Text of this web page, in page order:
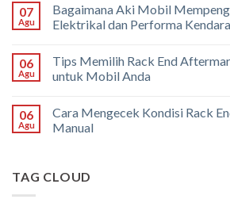
07
Agu
Bagaimana Aki Mobil
Elektrikal dan Performa
06
Agu
Tips Memilih Rack End
untuk Mobil Anda
06
Agu
Cara Mengecek Kondisi Rack
Manual
TAG CLOUD